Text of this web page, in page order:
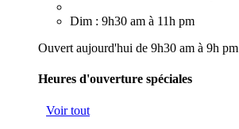
Dim : 9h30 am à 11h pm
Ouvert aujourd'hui de 9h30 am à 9h pm
Heures d'ouverture spéciales
Voir tout